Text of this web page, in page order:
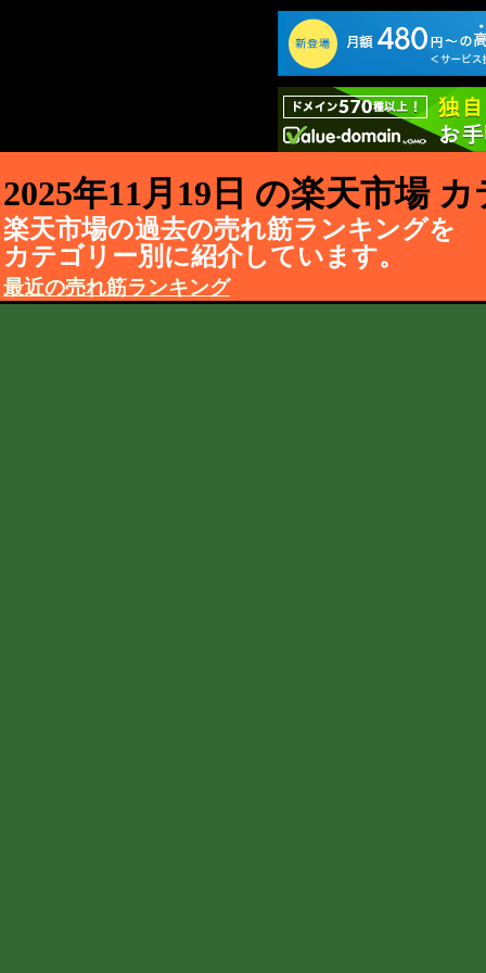
2025年11月19日 の楽天市場
楽天市場の過去の売れ筋ランキングを
カテゴリー別に紹介しています。
最近の売れ筋ランキング